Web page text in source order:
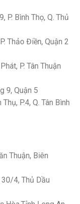
Bình Thọ, Q. Thủ
Thảo Điền, Quận 2
P. Tân Thuận
9, Quận 5
P.4, Q. Tân Bình
Thuận, Biên
4, Thủ Dầu